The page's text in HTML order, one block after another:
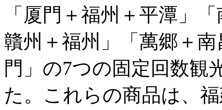
「厦門＋福州＋平潭」
贛州＋福州」「萬郷＋
門」の7つの固定回数観
た。これらの商品は、